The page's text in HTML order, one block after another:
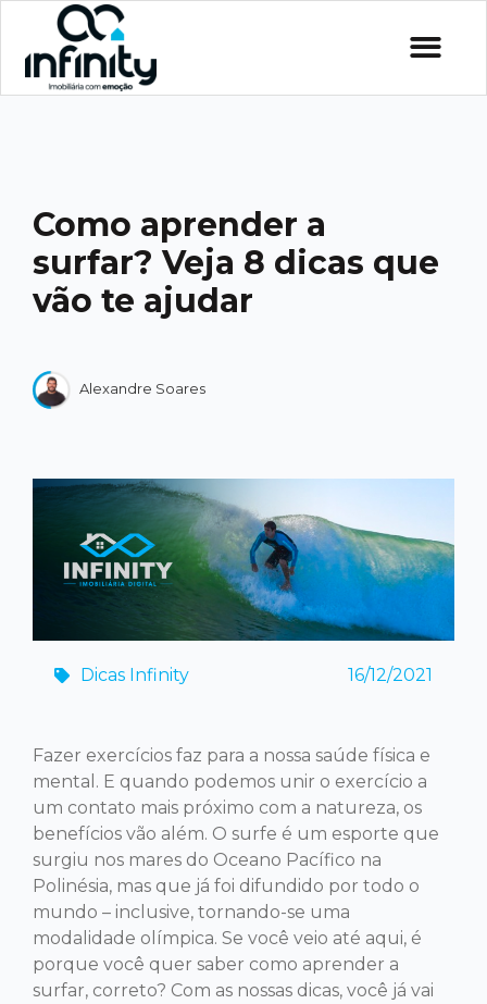
Como aprender a
surfar? Veja 8 dicas que
vão te ajudar
Alexandre Soares
Dicas Infinity 16/12/2021
Fazer exercícios faz para a nossa saúde física e
mental. E quando podemos unir o exercício a
um contato mais próximo com a natureza, os
benefícios vão além. O surfe é um esporte que
surgiu nos mares do Oceano Pacífico na
Polinésia, mas que já foi difundido por todo o
mundo – inclusive, tornando-se uma
modalidade olímpica. Se você veio até aqui, é
porque você quer saber como aprender a
surfar, correto? Com as nossas dicas, você já vai